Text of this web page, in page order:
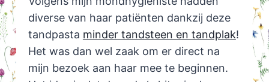
diverse van haar patiënten dankzij deze
tandpasta minder tandsteen en tandplak!
Het was dan wel zaak om er direct na
mijn bezoek aan haar mee te beginnen.